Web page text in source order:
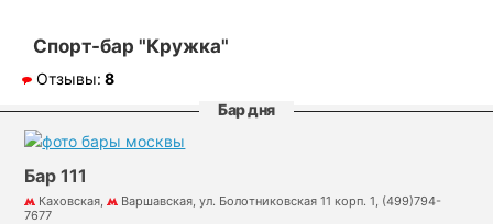
Спорт-бар "Кружка"
Отзывы: 8
Бар дня
Бар 111
Каховская,
Варшавская, ул. Болотниковская 11 корп. 1, (499)794-
7677